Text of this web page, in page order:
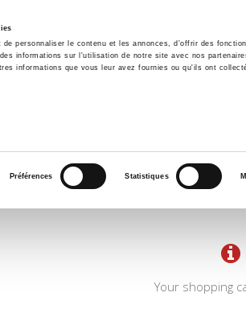
de personnaliser le contenu et les annonces, d'offrir des
informations sur l'utilisation de notre site avec nos
informations que vous leur avez fournies ou qu'ils ont
Préférences Statistiques
Home Environment
Your shopping